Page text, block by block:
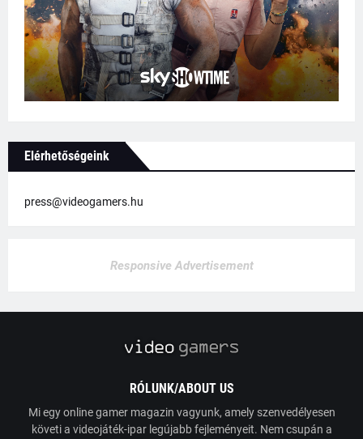
Elérhetőségeink
press@videogamers.hu
Responsive Advertisement
RÓLUNK/ABOUT US
Mi egy online gamer magazin vagyunk, amely szenvedélyesen
követi a videojáték-ipar legújabb fejleményeit. Nem csupán a